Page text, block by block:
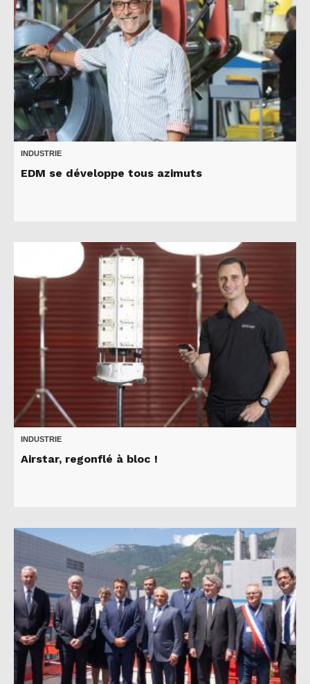
INDUSTRIE
EDM se développe tous azimuts
INDUSTRIE
Airstar, regonflé à bloc !